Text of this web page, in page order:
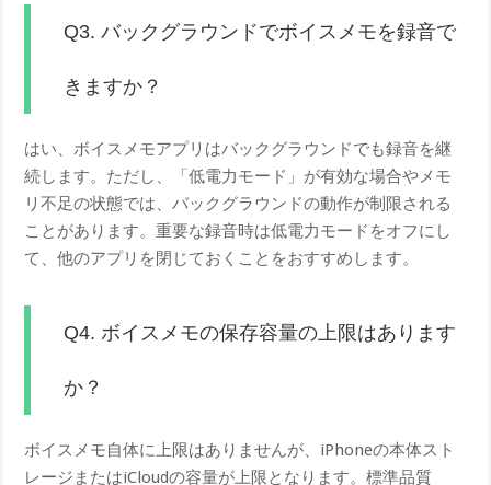
Q3. バックグラウンドでボイスメモを録音で
きますか？
はい、ボイスメモアプリはバックグラウンドでも録音を継
続します。ただし、「低電力モード」が有効な場合やメモ
リ不足の状態では、バックグラウンドの動作が制限される
ことがあります。重要な録音時は低電力モードをオフにし
て、他のアプリを閉じておくことをおすすめします。
Q4. ボイスメモの保存容量の上限はあります
か？
ボイスメモ自体に上限はありませんが、iPhoneの本体スト
レージまたはiCloudの容量が上限となります。標準品質